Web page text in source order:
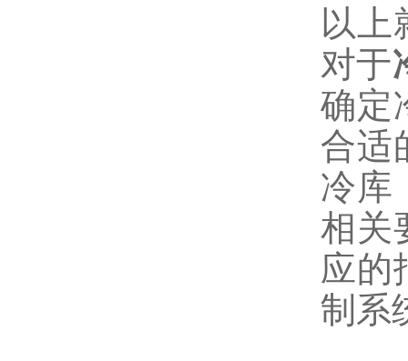
以上
对于
确定
合适
冷库
相关
应的
制系